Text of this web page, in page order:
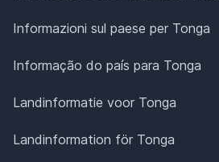
Informazioni sul paese per Tonga
Informação do país para Tonga
Landinformatie voor Tonga
Landinformation för Tonga